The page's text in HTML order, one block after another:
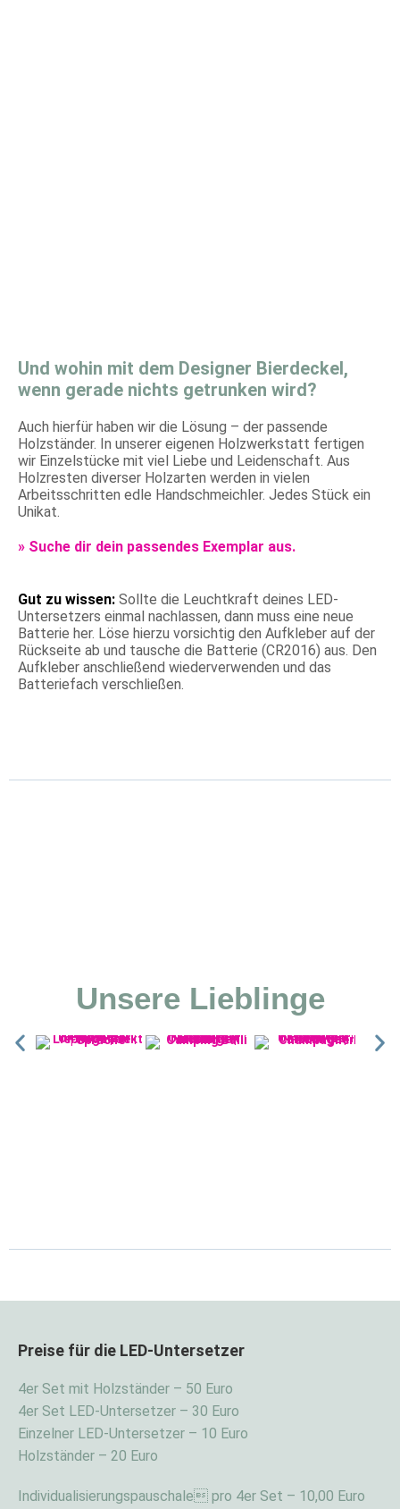
Und wohin mit dem Designer Bierdeckel,
wenn gerade nichts getrunken wird?
Auch hierfür haben wir die Lösung – der passende
Holzständer. In unserer eigenen Holzwerkstatt fertigen
wir Einzelstücke mit viel Liebe und Leidenschaft. Aus
Holzresten diverser Holzarten werden in vielen
Arbeitsschritten edle Handschmeichler. Jedes Stück ein
Unikat.
» Suche dir dein passendes Exemplar aus.
Gut zu wissen: Sollte die Leuchtkraft deines LED-
Untersetzers einmal nachlassen, dann muss eine neue
Batterie her. Löse hierzu vorsichtig den Aufkleber auf der
Rückseite ab und tausche die Batterie (CR2016) aus. Den
Aufkleber anschließend wiederverwenden und das
Batteriefach verschließen.
Unsere Lieblinge
Preise für die LED-Untersetzer
4er Set mit Holzständer – 50 Euro
4er Set LED-Untersetzer – 30 Euro
Einzelner LED-Untersetzer – 10 Euro
Holzständer – 20 Euro
Individualisierungspauschale pro 4er Set – 10,00 Euro